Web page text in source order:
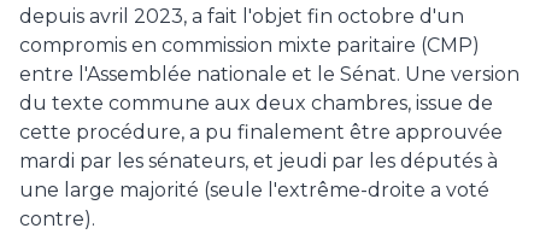
depuis avril 2023, a fait l'objet fin octobre d'un
compromis en commission mixte paritaire (CMP)
entre l'Assemblée nationale et le Sénat. Une version
du texte commune aux deux chambres, issue de
cette procédure, a pu finalement être approuvée
mardi par les sénateurs, et jeudi par les députés à
une large majorité (seule l'extrême-droite a voté
contre).